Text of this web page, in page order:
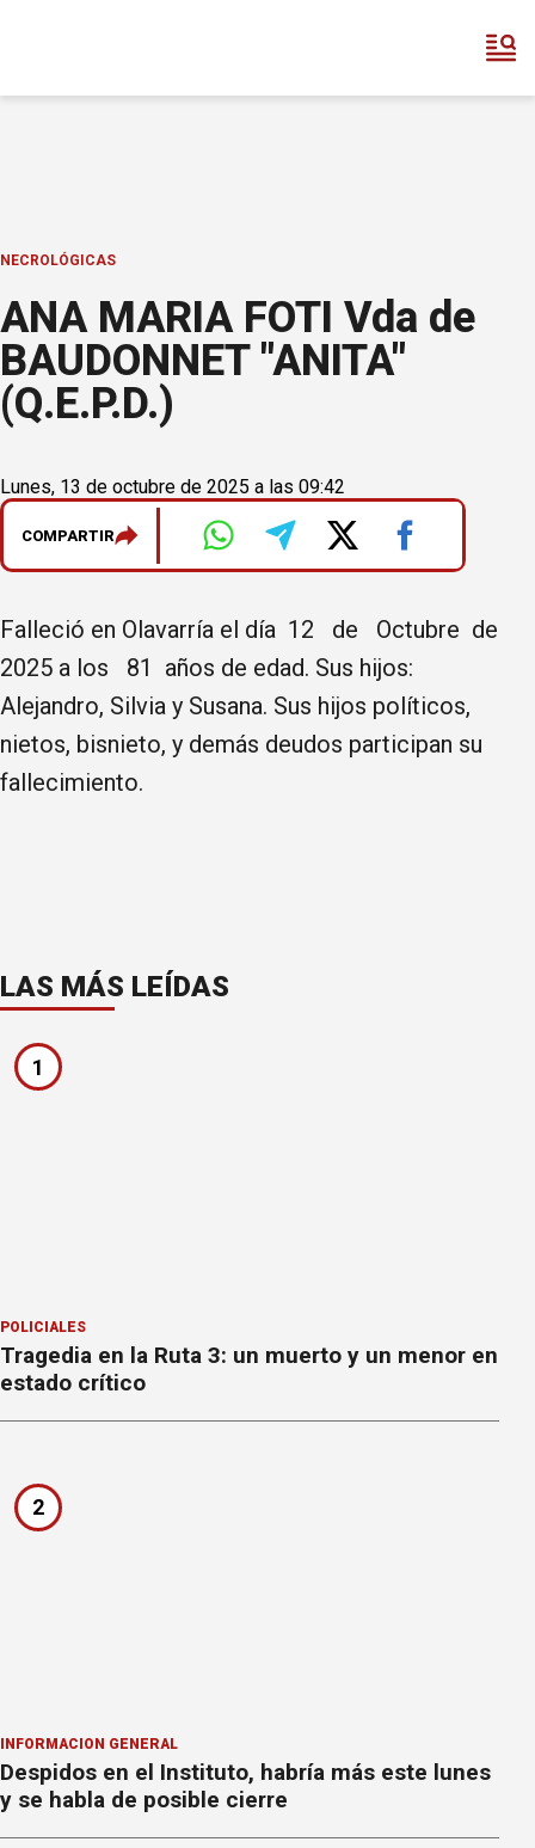
NECROLÓGICAS
ANA MARIA FOTI Vda de
BAUDONNET "ANITA"
(Q.E.P.D.)
Lunes, 13 de octubre de 2025 a las 09:42
COMPARTIR
Falleció en Olavarría el día 12 de Octubre de
2025 a los 81 años de edad. Sus hijos:
Alejandro, Silvia y Susana. Sus hijos políticos,
nietos, bisnieto, y demás deudos participan su
fallecimiento.
LAS MÁS LEÍDAS
1
POLICIALES
Tragedia en la Ruta 3: un muerto y un menor en
estado crítico
2
INFORMACION GENERAL
Despidos en el Instituto, habría más este lunes
y se habla de posible cierre